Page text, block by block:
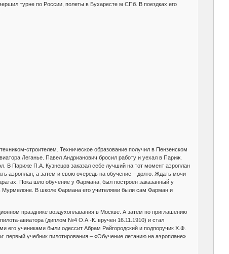
турне по России, полеты в Бухаресте м СПб. В поездках его
строителем. Техническое образование получил в Пензенском
Леганье. Павел Андрианович бросил работу и уехал в Париж.
В Париже П.А. Кузнецов заказал себе лучший на тот момент аэроплан
аэроплан, а затем и свою очередь на обучение – долго. Ждать мочи
Пока шло обучение у Фармана, был построен заказанный у
Мурмелоне. В школе Фармана его учителями были сам Фарман и
празднике воздухоплавания в Москве. А затем по приглашению
авиатора (диплом №4 О.А.-К. вручен 16.11.1910) и стал
учениками были одессит Абрам Райгородский и подпоручик Х.Ф.
учебник пилотирования – «Обучение летанию на аэроплане»